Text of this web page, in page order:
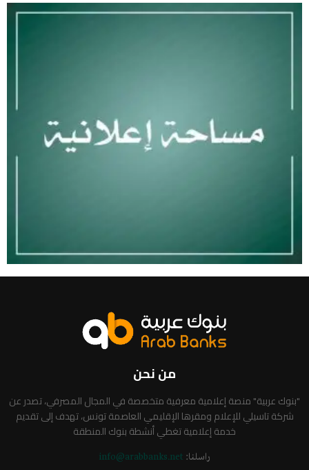
من نحن
"بنوك عربية" منصة إعلامية معرفية متخصصة في المجال المصرفي، تصدر عن
شركة تاسيلي للإعلام ومقرها الإقليمي العاصمة تونس، تهدف إلى تقديم
خدمة إعلامية تغطي أنشطة بنوك المنطقة
راسلنا: info@arabbanks.net